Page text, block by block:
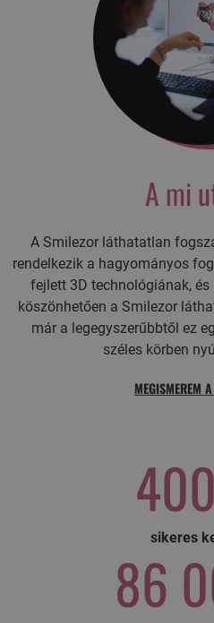
A mi
A Smilezor láthatatlan
rendelkezik a hagyományos
fejlett 3D technológiának,
köszönhetően a Smilezor
már a legegyszerűbbtől ez
széles körben
MEGISMEREM
sikeres
86